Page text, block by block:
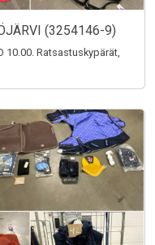
(3254146-9)
10.00. Ratsastuskypärät,